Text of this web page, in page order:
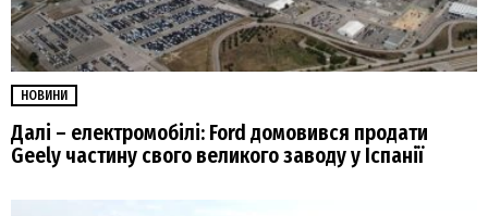
НОВИНИ
Далі – електромобілі: Ford домовився продати
Geely частину свого великого заводу у Іспанії